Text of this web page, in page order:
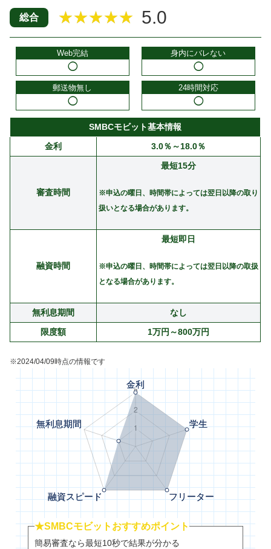
総合 ★★★★★ 5.0
Web完結
◯
身内にバレない
◯
郵送物無し
◯
24時間対応
◯
SMBCモビット基本情報
金利
3.0％～18.0％
審査時間
最短15分
※申込の曜日、時間帯によっては翌日以降の取り
扱いとなる場合があります。
融資時間
最短即日
※申込の曜日、時間帯によっては翌日以降の取扱
となる場合があります。
無利息期間
なし
限度額
1万円～800万円
※2024/04/09時点の情報です
★SMBCモビットおすすめポイント
簡易審査なら最短10秒で結果が分かる